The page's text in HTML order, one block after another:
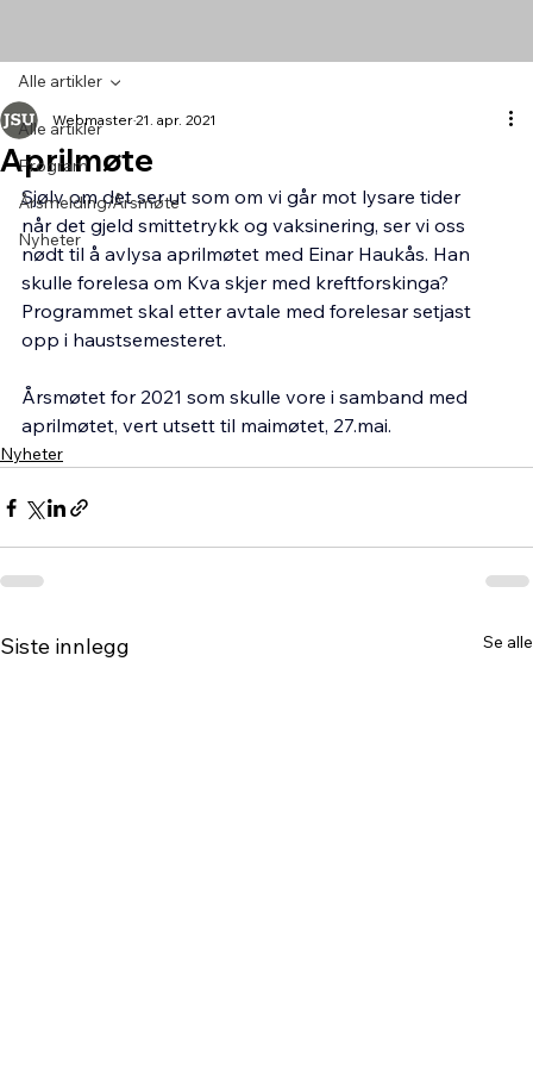
Alle artikler
Program
Årsmelding/Årsmøte
Nyheter
Alle artikler
Aprilmøte
Webmaster21. apr. 2021
Sjølv om det ser ut som om vi går mot lysare tider
når det gjeld smittetrykk og vaksinering, ser vi oss
nødt til å avlysa aprilmøtet med Einar Haukås. Han
skulle forelesa om Kva skjer med kreftforskinga?
Programmet skal etter avtale med forelesar setjast
opp i haustsemesteret.
Årsmøtet for 2021 som skulle vore i samband med
aprilmøtet, vert utsett til maimøtet, 27.mai.
Nyheter
Siste innlegg Se alle